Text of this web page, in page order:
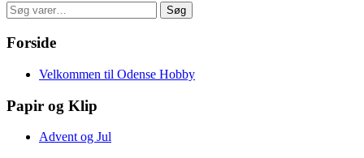
Søg
efter:
Søg
Forside
Velkommen til Odense Hobby
Papir og Klip
Advent og Jul